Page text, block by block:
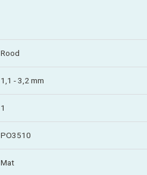
Rood
1,1 - 3,2 mm
1
PO3510
Mat